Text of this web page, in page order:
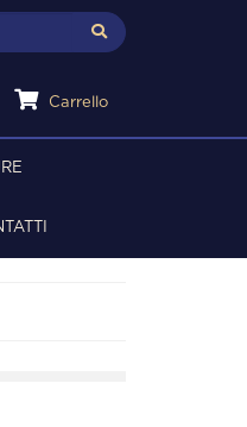
Carrello